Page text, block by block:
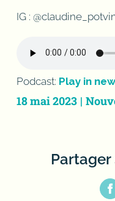
IG :
Podcast: Play in
18 mai 2023 |
Partager